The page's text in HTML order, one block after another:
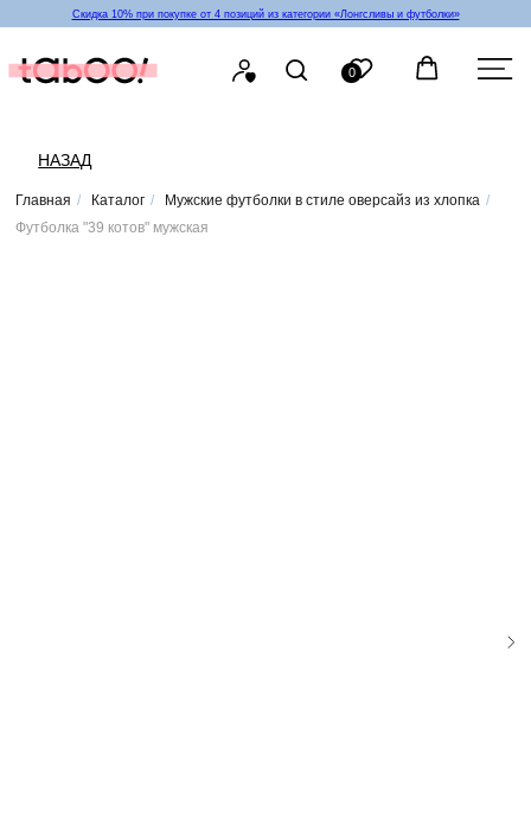
Скидка 10% при покупке от 4 позиций из категории «‎Лонгсливы и футболки»
Главная / Каталог / Мужские футболки в стиле оверсайз из хлопка /
Футболка "39 котов" мужская